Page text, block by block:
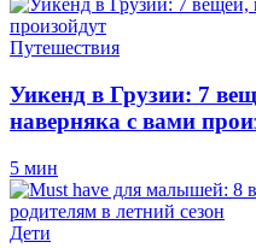
Путешествия
Уикенд в Грузии: 7
наверняка с вами
5 мин
Дети